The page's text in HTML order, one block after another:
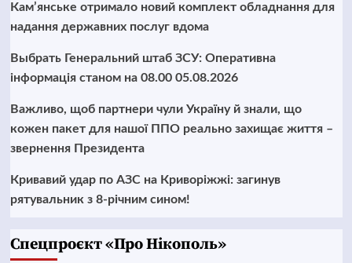
Кам’янське отримало новий комплект обладнання для
надання державних послуг вдома
Выбрать Генеральний штаб ЗСУ: Оперативна
інформація станом на 08.00 05.08.2026
Важливо, щоб партнери чули Україну й знали, що
кожен пакет для нашої ППО реально захищає життя –
звернення Президента
Кривавий удар по АЗС на Криворіжжі: загинув
рятувальник з 8-річним сином!
Cпецпроєкт «Про Нікополь»